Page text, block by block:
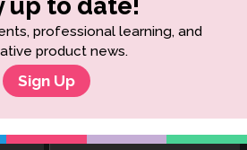
up to date!
professional learning, and
product news.
Sign Up